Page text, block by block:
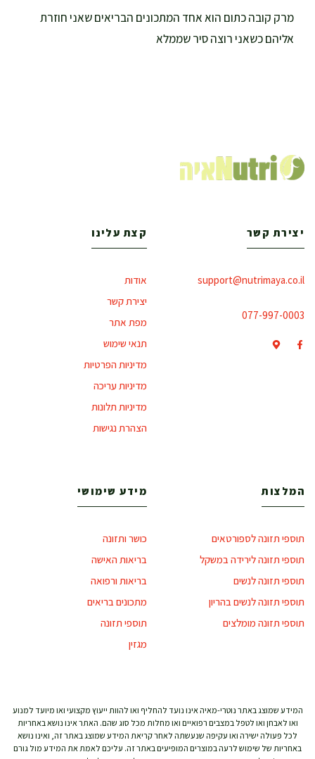
מרק קובה כתום הוא אחד המתכונים הבריאים שאני חוזרת
אליהם כשאני רוצה סיר שממלא
יצירת קשר
support@nutrimaya.co.il
077-997-0003
קצת עלינו
אודות
יצירת קשר
מפת אתר
תנאי שימוש
מדיניות הפרטיות
מדיניות עריכה
מדיניות תלונות
הצהרת נגישות
המלצות
תוספי תזונה לספורטאים
תוספי תזונה לירידה במשקל
תוספי תזונה לנשים
תוספי תזונה לנשים בהריון
תוספי תזונה מומלצים
מידע שימושי
כושר ותזונה
בריאות האישה
בריאות ורפואה
מתכונים בריאים
תוספי תזונה
מגזין
המידע שמוצג באתר נוטרי-מאיה אינו נועד להחליף ואו להוות ייעוץ מקצועי ואו מיועד למנוע
ואו לאבחן ואו לטפל במצבים רפואיים ואו מחלות מכל סוג שהם. האתר אינו נושא באחריות
לכל פעולה ישירה ואו עקיפה שנעשתה לאחר קריאת המידע שמוצג באתר זה, ואינו נושא
באחריות של שימוש לרעה במוצרים המופיעים באתר זה. עליכם לאמת את המידע מול גורם